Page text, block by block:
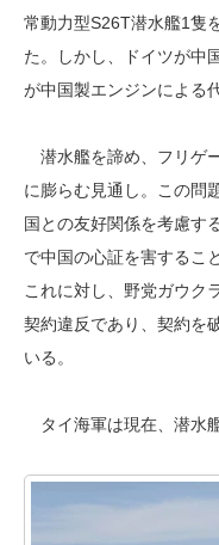
常動力型S26T潜水艦1隻
た。しかし、ドイツが中
が中国製エンジンによる
潜水艦を諦め、フリゲ
に膨らむ見通し。この問
国との友好関係を考慮す
で中国の心証を害するこ
これに対し、野党ガウク
契約違反であり、契約を
いる。
タイ海軍は現在、潜水